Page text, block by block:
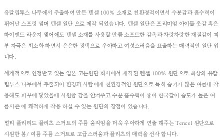
유칼립투스 나무에서 추출하여 만든 텐셀 100% 소재로 친환경적이면서 수분감과 흡수력이
뛰어난 스프링 썸머 텐셀 원단 으로 제작 되었습니다. 텐셀 원단은 프리미엄 아이들 옷감 혹은
하이엔드 라운지 웨어에도 텐셀 소재를 사용할 만큼 소프트한 감촉과 차랑차랑한 재질감이 피
부 자극은 최소화 하면서 은은한 광택으로 우아하고 여성스러움을 표출하는 매력적인 원단 입
니다.
세계적으로 인정받고 있는 일본 코튼원단 회사에서 재직된 텐셀 100% 원단으로 최상의 유칼
립투스 나무에서 추출되어 환경과 사람에게 친환경적인 원단으로 특히 습기가 많은 여름내 착
용해도 피부에 닿았을때 시원함 감을 안겨주고 수분 흡수력이 좋아 한국같이 습도가 높은 여
름시즌 에 쾌적하게 착용 하실 수 있는 원단의 장점이 있습니다.
멀티 플리티드 플리츠 스커트의 주름 움직임을 더욱 우아하게 연출 해주는 Tencel 원단으로
시원한 봄/ 여름 주름 스커트로 고급스러움과 플리츠의 매력을 선사 합니다.